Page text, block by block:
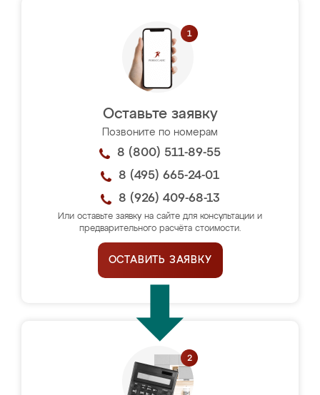
Оставьте заявку
Позвоните по номерам
8 (800) 511-89-55
8 (495) 665-24-01
8 (926) 409-68-13
Или оставьте заявку на сайте для консультации и
предварительного расчёта стоимости.
ОСТАВИТЬ ЗАЯВКУ